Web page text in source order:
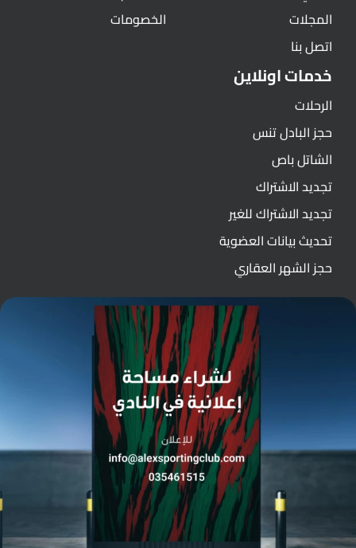
المجلات
اتصل بنا
الخصومات
خدمات اونلاين
الرحلات
حجز البادل تنس
الشاتل باص
تجديد الاشتراك
تجديد الاشتراك للغير
تحديث بيانات العضوية
حجز الشهر العقاري